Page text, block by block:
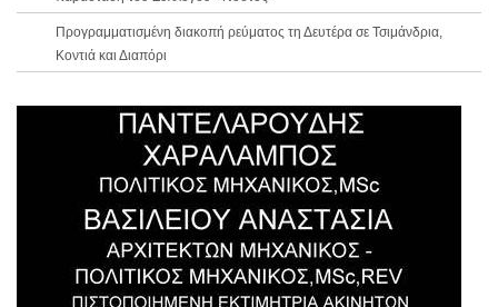
Προγραμματισμένη διακοπή ρεύματος τη Δευτέρα σε Τσιμάνδρια,
Κοντιά και Διαπόρι